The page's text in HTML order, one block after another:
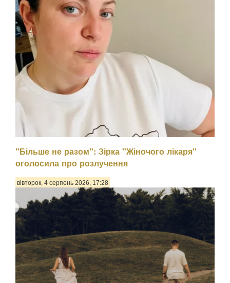
Психологиня Наталія Холоденко зізналася, що в
минулому зраджувала партнера, назвавши це помстою за
пережите у стосунках, а також заявила, що вдавалася до
фізичного насильства щодо чоловікаПро це Холоденко
розповіла в InstaStories, де відповідала на зап...
"Більше не разом": Зірка "Жіночого лікаря"
оголосила про розлучення
вівторок, 4 серпень 2026, 17:28